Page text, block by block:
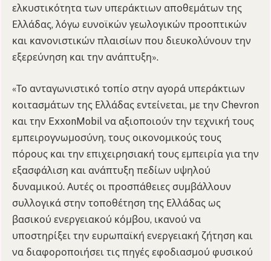
ελκυστικότητα των υπεράκτιων αποθεμάτων της
Ελλάδας, λόγω ευνοϊκών γεωλογικών προοπτικών
και κανονιστικών πλαισίων που διευκολύνουν την
εξερεύνηση και την ανάπτυξη».
«Το ανταγωνιστικό τοπίο στην αγορά υπεράκτιων
κοιτασμάτων της Ελλάδας εντείνεται, με την Chevron
και την ExxonMobil να αξιοποιούν την τεχνική τους
εμπειρογνωμοσύνη, τους οικονομικούς τους
πόρους και την επιχειρησιακή τους εμπειρία για την
εξασφάλιση και ανάπτυξη πεδίων υψηλού
δυναμικού. Αυτές οι προσπάθειες συμβάλλουν
συλλογικά στην τοποθέτηση της Ελλάδας ως
βασικού ενεργειακού κόμβου, ικανού να
υποστηρίξει την ευρωπαϊκή ενεργειακή ζήτηση και
να διαφοροποιήσει τις πηγές εφοδιασμού φυσικού